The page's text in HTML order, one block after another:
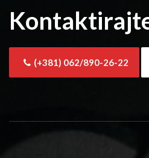
(+381) 062/890-26-22